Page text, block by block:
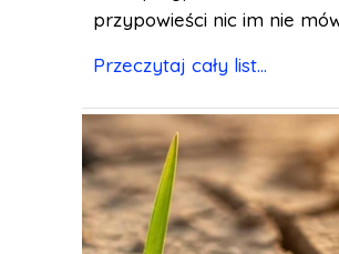
przypowieści nic im nie
Przeczytaj cały list...